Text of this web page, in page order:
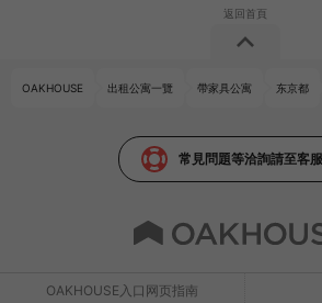
OAKHOUSE 出租公寓一覽 帶家具公寓 东京都
常見問題等洽詢請至客
OAKHOUSE入口网页指南